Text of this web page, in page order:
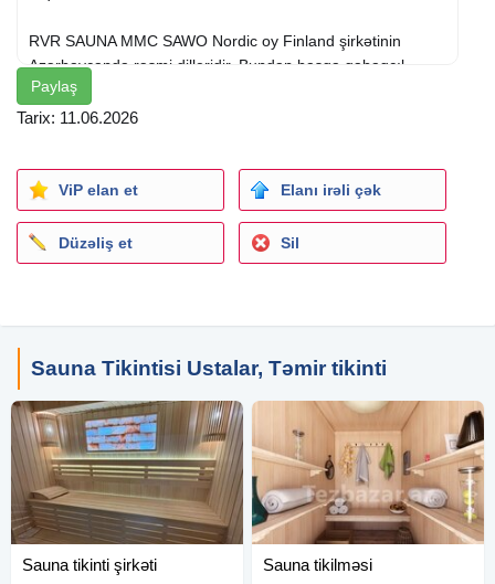
RVR SAUNA MMC SAWO Nordic oy Finland şirkətinin
Azərbaycanda rəsmi dilleridir. Bundan başqa qabaqcıl
Avropa brendləri, Çinin "Fanlan Swimming pool and sauna
equipment Co şirkətinin məhsullarının satışını və
sauna soba daşı və s. kimi sauna və SPA üçün bütün mal
materialların satışını həyata keçirir.
Paylaş
Tarix: 11.06.2026
ViP elan et Elanı irəli çək
Düzəliş et Sil
Sauna Tikintisi Ustalar, Təmir tikinti
Sauna tikinti şirkəti Sauna tikilməsi